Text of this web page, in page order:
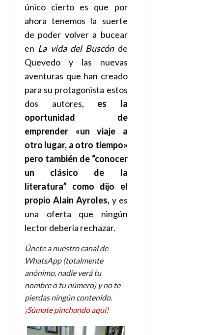
único cierto es que por
ahora tenemos la suerte
de poder volver a bucear
en La vida del Buscón de
Quevedo y las nuevas
aventuras que han creado
para su protagonista estos
dos autores, es la
oportunidad de
emprender «un viaje a
otro lugar, a otro tiempo»
pero también de “conocer
un clásico de la
literatura” como dijo el
propio Alain Ayroles,y es
una oferta que ningún
lector debería rechazar.
Únete a nuestro canal de
WhatsApp (totalmente
anónimo, nadie verá tu
nombre o tu número) y no te
pierdas ningún contenido.
¡Súmate pinchando aquí!